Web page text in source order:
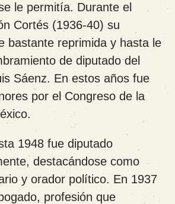
le permitía. Durante el
Cortés (1936-40) su
bastante reprimida y hasta le
de diputado del
Sáenz. En estos años fue
por el Congreso de la
1948 fue diputado
destacándose como
y orador político. En 1937
profesión que